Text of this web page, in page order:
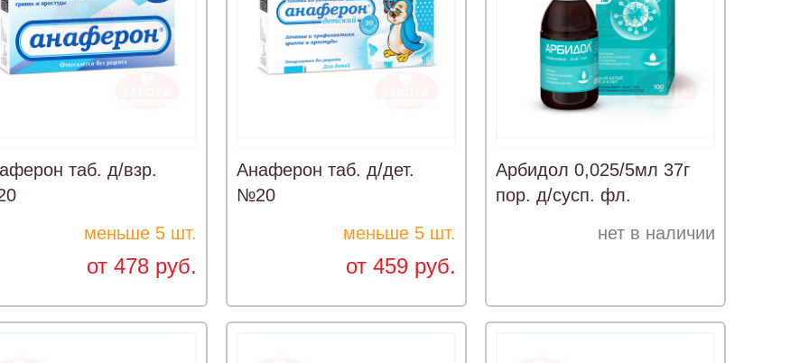
таб. д/взр.
меньше 5 шт.
от 478 руб.
Анаферон таб. д/дет.
№20
меньше 5 шт.
от 459 руб.
Арбидол 0,025/5мл 37г
пор. д/сусп. фл.
нет в наличии